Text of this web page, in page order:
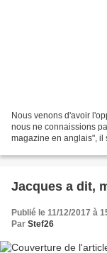
Nous venons d'avoir
nous ne connaissions
magazine en anglais", il
Jacques a dit,
Publié le 11/12/2017 à
Par Stef26